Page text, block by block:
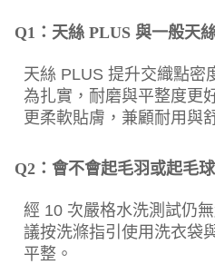
Q1：天絲 PLUS 與一般天
天絲 PLUS 提升交織點密
為扎實，耐磨與平整度更
更柔軟貼膚，兼顧耐用與
Q2：會不會起毛羽或起毛球
經 10 次嚴格水洗測試仍
議按洗滌指引使用洗衣袋
平整。